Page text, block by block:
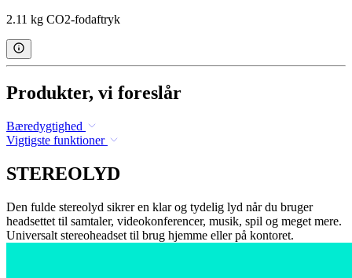
2.11 kg CO2-fodaftryk
Produkter, vi foreslår
Bæredygtighed
Vigtigste funktioner
STEREOLYD
Den fulde stereolyd sikrer en klar og tydelig lyd når du bruger
headsettet til samtaler, videokonferencer, musik, spil og meget mere.
Universalt stereoheadset til brug hjemme eller på kontoret.